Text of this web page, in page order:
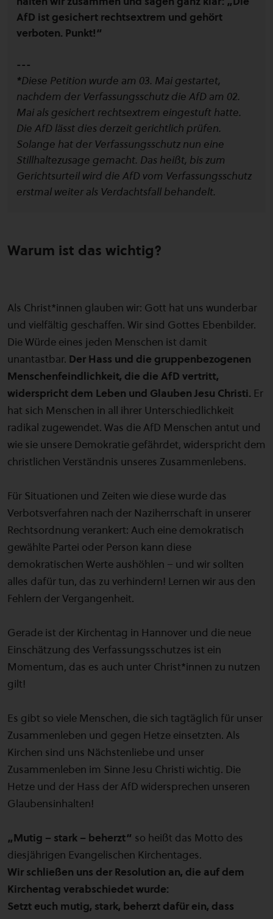
AfD ist gesichert rechtsextrem und gehört
verboten. Punkt!“
---
*Diese Petition wurde am 03. Mai gestartet,
nachdem der Verfassungsschutz die AfD am 02.
Mai als gesichert rechtsextrem eingestuft hatte.
Die AfD lässt dies derzeit gerichtlich prüfen.
Solange hat der Verfassungsschutz nun eine
Stillhaltezusage gemacht. Das heißt, bis zum
Gerichtsurteil wird die AfD vom Verfassungsschutz
erstmal weiter als Verdachtsfall behandelt.
Warum ist das wichtig?
Als Christ*innen glauben wir: Gott hat uns wunderbar
und vielfältig geschaffen. Wir sind Gottes Ebenbilder.
Die Würde eines jeden Menschen ist damit
unantastbar. Der Hass und die gruppenbezogenen
Menschenfeindlichkeit, die die AfD vertritt,
widerspricht dem Leben und Glauben Jesu Christi. Er
hat sich Menschen in all ihrer Unterschiedlichkeit
radikal zugewendet. Was die AfD Menschen antut und
wie sie unsere Demokratie gefährdet, widerspricht dem
christlichen Verständnis unseres Zusammenlebens.
Für Situationen und Zeiten wie diese wurde das
Verbotsverfahren nach der Naziherrschaft in unserer
Rechtsordnung verankert: Auch eine demokratisch
gewählte Partei oder Person kann diese
demokratischen Werte aushöhlen – und wir sollten
alles dafür tun, das zu verhindern! Lernen wir aus den
Fehlern der Vergangenheit.
Gerade ist der Kirchentag in Hannover und die neue
Einschätzung des Verfassungsschutzes ist ein
Momentum, das es auch unter Christ*innen zu nutzen
gilt!
Es gibt so viele Menschen, die sich tagtäglich für unser
Zusammenleben und gegen Hetze einsetzten. Als
Kirchen sind uns Nächstenliebe und unser
Zusammenleben im Sinne Jesu Christi wichtig. Die
Hetze und der Hass der AfD widersprechen unseren
Glaubensinhalten!
„Mutig – stark – beherzt“ so heißt das Motto des
diesjährigen Evangelischen Kirchentages.
Wir schließen uns der Resolution an, die auf dem
Kirchentag verabschiedet wurde:
Setzt euch mutig, stark, beherzt dafür ein, dass